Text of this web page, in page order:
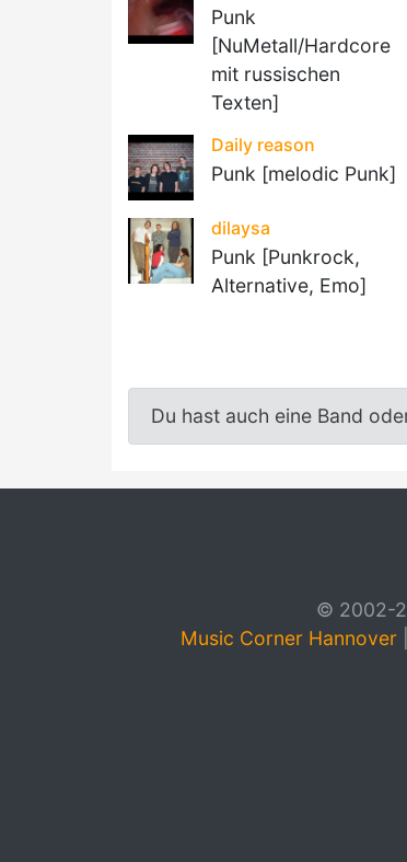
Punk
[NuMetall/Hardcore
mit russischen
Texten]
Daily reason
Punk [melodic Punk]
dilaysa
Punk [Punkrock,
Alternative, Emo]
Du hast auch eine Band
© 2002-
Music Corner Hannover